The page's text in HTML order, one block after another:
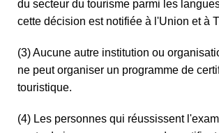
du secteur du tourisme parmi les
cette décision est notifiée à l'Union et à
(3) Aucune autre institution ou
ne peut organiser un programme de
touristique.
(4) Les personnes qui réussissent